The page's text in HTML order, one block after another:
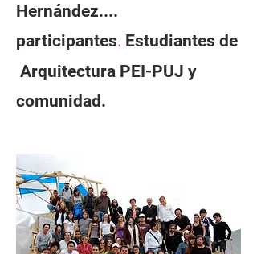
Hernández....
participantes. Estudiantes de
Arquitectura PEI-PUJ y
comunidad.